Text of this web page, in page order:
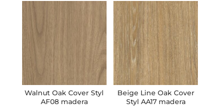
Walnut Oak Cover Styl
AF08 madera
Beige Line Oak Cover
Styl AA17 madera